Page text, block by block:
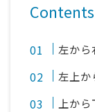
Contents
左から
左上か
上か